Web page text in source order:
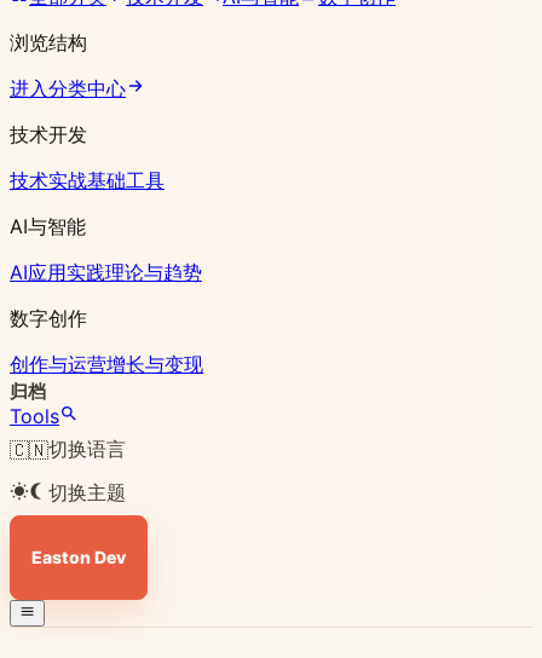
浏览结构
进入分类中心
技术开发
技术实战基础工具
AI与智能
AI应用实践理论与趋势
数字创作
创作与运营增长与变现
归档
Tools
🇨🇳切换语言
切换主题
Easton Dev